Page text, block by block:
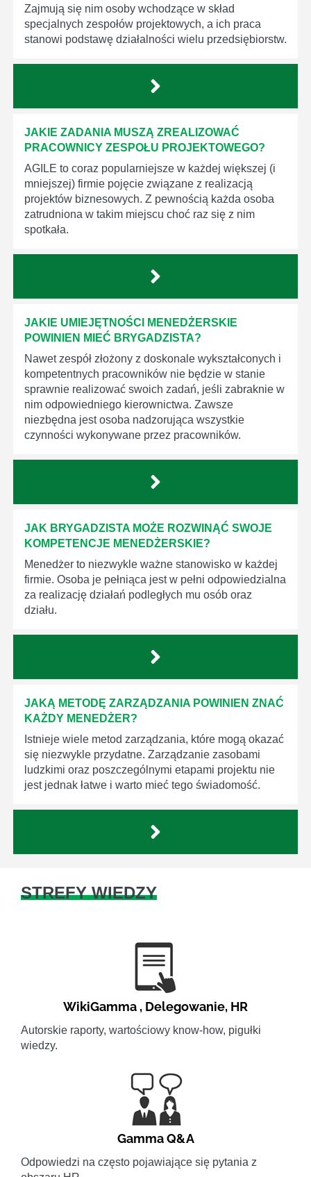
Zajmują się nim osoby wchodzące w skład
specjalnych zespołów projektowych, a ich praca
stanowi podstawę działalności wielu przedsiębiorstw.
JAKIE ZADANIA MUSZĄ ZREALIZOWAĆ
PRACOWNICY ZESPOŁU PROJEKTOWEGO?
AGILE to coraz popularniejsze w każdej większej (i
mniejszej) firmie pojęcie związane z realizacją
projektów biznesowych. Z pewnością każda osoba
zatrudniona w takim miejscu choć raz się z nim
spotkała.
JAKIE UMIEJĘTNOŚCI MENEDŻERSKIE
POWINIEN MIEĆ BRYGADZISTA?
Nawet zespół złożony z doskonale wykształconych i
kompetentnych pracowników nie będzie w stanie
sprawnie realizować swoich zadań, jeśli zabraknie w
nim odpowiedniego kierownictwa. Zawsze
niezbędna jest osoba nadzorująca wszystkie
czynności wykonywane przez pracowników.
JAK BRYGADZISTA MOŻE ROZWINĄĆ SWOJE
KOMPETENCJE MENEDŻERSKIE?
Menedżer to niezwykle ważne stanowisko w każdej
firmie. Osoba je pełniąca jest w pełni odpowiedzialna
za realizację działań podległych mu osób oraz
działu.
JAKĄ METODĘ ZARZĄDZANIA POWINIEN ZNAĆ
KAŻDY MENEDŻER?
Istnieje wiele metod zarządzania, które mogą okazać
się niezwykle przydatne. Zarządzanie zasobami
ludzkimi oraz poszczególnymi etapami projektu nie
jest jednak łatwe i warto mieć tego świadomość.
STREFY WIEDZY
WikiGamma , Delegowanie, HR
Autorskie raporty, wartościowy know-how, pigułki
wiedzy.
Gamma Q&A
Odpowiedzi na często pojawiające się pytania z